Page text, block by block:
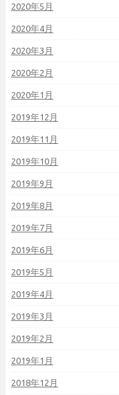
2020年5月
2020年4月
2020年3月
2020年2月
2020年1月
2019年12月
2019年11月
2019年10月
2019年9月
2019年8月
2019年7月
2019年6月
2019年5月
2019年4月
2019年3月
2019年2月
2019年1月
2018年12月